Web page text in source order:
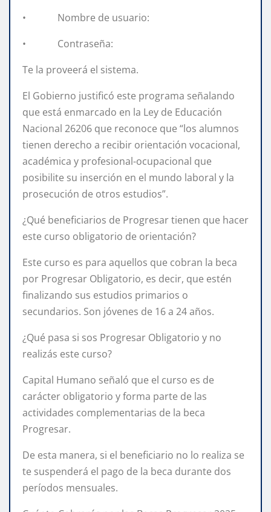
• Nombre de usuario:
• Contraseña:
Te la proveerá el sistema.
El Gobierno justificó este programa señalando
que está enmarcado en la Ley de Educación
Nacional 26206 que reconoce que “los alumnos
tienen derecho a recibir orientación vocacional,
académica y profesional-ocupacional que
posibilite su inserción en el mundo laboral y la
prosecución de otros estudios”.
¿Qué beneficiarios de Progresar tienen que hacer
este curso obligatorio de orientación?
Este curso es para aquellos que cobran la beca
por Progresar Obligatorio, es decir, que estén
finalizando sus estudios primarios o
secundarios. Son jóvenes de 16 a 24 años.
¿Qué pasa si sos Progresar Obligatorio y no
realizás este curso?
Capital Humano señaló que el curso es de
carácter obligatorio y forma parte de las
actividades complementarias de la beca
Progresar.
De esta manera, si el beneficiario no lo realiza se
te suspenderá el pago de la beca durante dos
períodos mensuales.